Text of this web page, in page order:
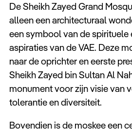
De Sheikh Zayed Grand
alleen een architecturaal
een symbool van de spirituele
aspiraties van de VAE. Deze
naar de oprichter en eerste
Sheikh Zayed bin Sultan Al
monument voor zijn visie van
tolerantie en diversiteit.
Bovendien is de moskee een